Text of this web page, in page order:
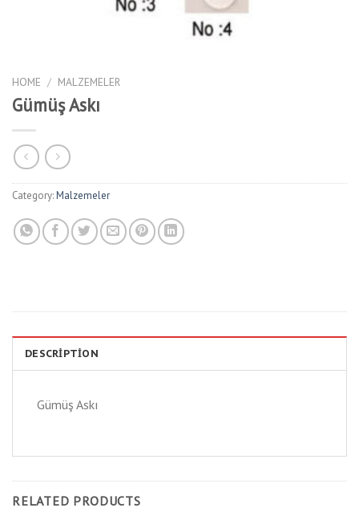
HOME / MALZEMELER
Gümüş Askı
Category:Malzemeler
DESCRIPTION
Gümüş Askı
RELATED PRODUCTS